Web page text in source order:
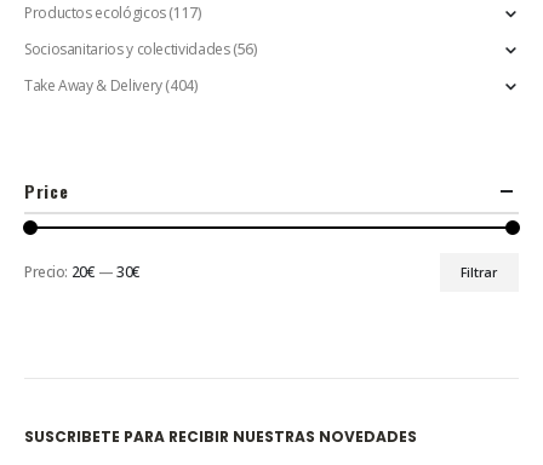
Productos ecológicos(117)
Sociosanitarios y colectividades (56)
Take Away & Delivery(404)
Price
Filtrar
Precio: 20€ —30€
SUSCRIBETE PARA RECIBIR NUESTRAS NOVEDADES